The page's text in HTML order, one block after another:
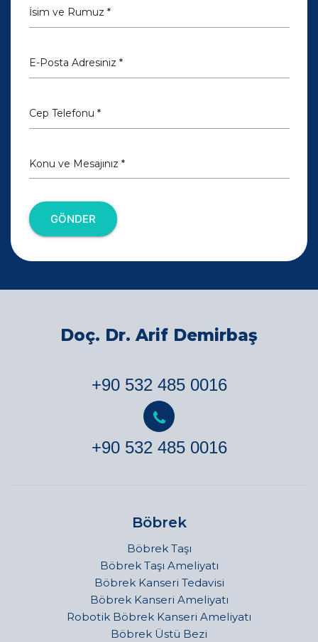
İsim ve Rumuz *
E-Posta Adresiniz *
Cep Telefonu *
Konu ve Mesajınız *
GÖNDER
Doç. Dr. Arif Demirbaş
+90 532 485 0016
+90 532 485 0016
Böbrek
Böbrek Taşı
Böbrek Taşı Ameliyatı
Böbrek Kanseri Tedavisi
Böbrek Kanseri Ameliyatı
Robotik Böbrek Kanseri Ameliyatı
Böbrek Üstü Bezi